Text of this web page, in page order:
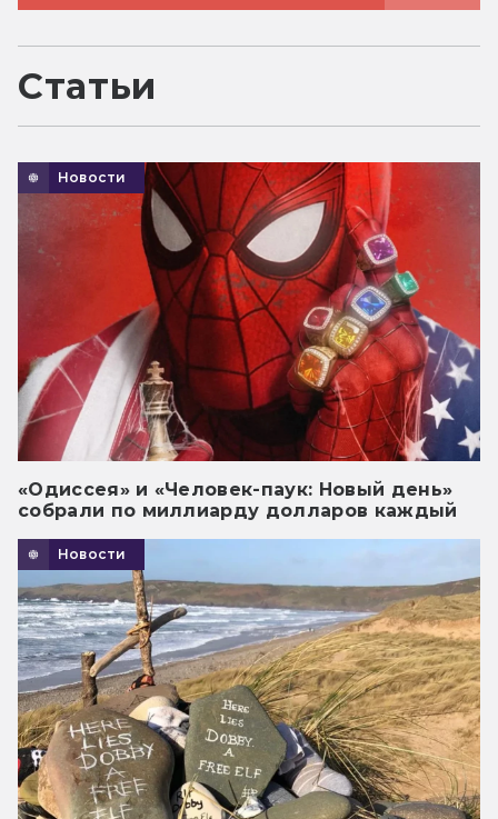
Статьи
Новости
«Одиссея» и «Человек-паук: Новый день»
собрали по миллиарду долларов каждый
Новости